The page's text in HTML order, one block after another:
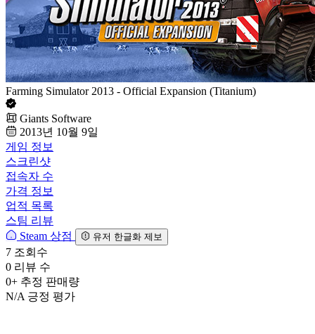
Farming Simulator 2013 - Official Expansion (Titanium)
Giants Software
2013년 10월 9일
게임 정보
스크린샷
접속자 수
가격 정보
업적 목록
스팀 리뷰
Steam 상점
유저 한글화 제보
7 조회수
0 리뷰 수
0+ 추정 판매량
N/A 긍정 평가